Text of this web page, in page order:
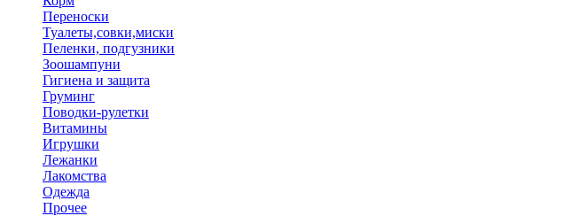
Переноски
Туалеты,совки,миски
Пеленки, подгузники
Зоошампуни
Гигиена и защита
Груминг
Поводки-рулетки
Витамины
Игрушки
Лежанки
Лакомства
Одежда
Прочее